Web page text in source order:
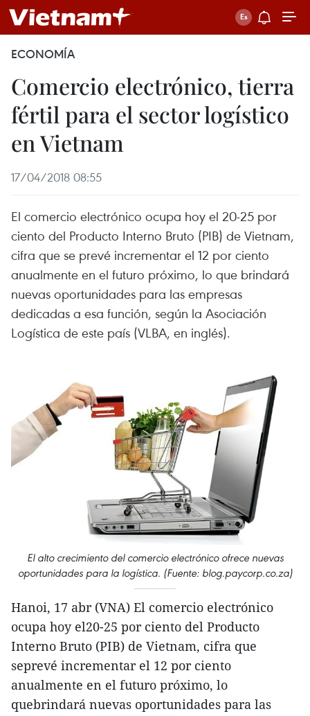
ECONOMÍA
Comercio electrónico, tierra
fértil para el sector logístico
en Vietnam
17/04/2018 08:55
El comercio electrónico ocupa hoy el 20-25 por
ciento del Producto Interno Bruto (PIB) de Vietnam,
cifra que se prevé incrementar el 12 por ciento
anualmente en el futuro próximo, lo que brindará
nuevas oportunidades para las empresas
dedicadas a esa función, según la Asociación
Logística de este país (VLBA, en inglés).
El alto crecimiento del comercio electrónico ofrece nuevas
oportunidades para la logística. (Fuente: blog.paycorp.co.za)
Hanoi, 17 abr (VNA) El comercio electrónico
ocupa hoy el20-25 por ciento del Producto
Interno Bruto (PIB) de Vietnam, cifra que
seprevé incrementar el 12 por ciento
anualmente en el futuro próximo, lo
quebrindará nuevas oportunidades para las